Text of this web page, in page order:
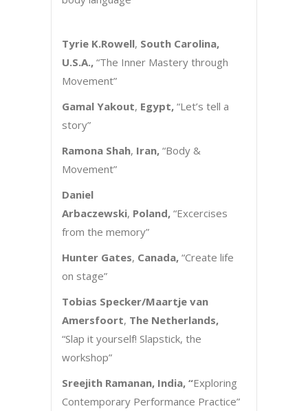
Tyrie K.Rowell, South Carolina,
U.S.A., “The Inner Mastery through
Movement”
Gamal Yakout, Egypt, “Let’s tell a
story”
Ramona Shah, Iran, “Body &
Movement”
Daniel
Arbaczewski, Poland, “Excercises
from the memory”
Hunter Gates, Canada, “Create life
on stage”
Tobias Specker/Maartje van
Amersfoort, The Netherlands,
“Slap it yourself! Slapstick, the
workshop”
Sreejith Ramanan, India, “Exploring
Contemporary Performance Practice”